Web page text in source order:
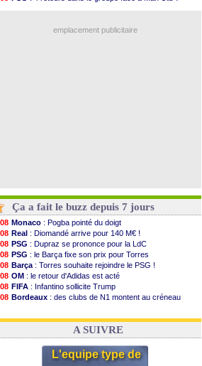
L1: prison avec sursis requis contre un arbitre
: Filipe Luis soutient Biereth
emplacement publicitaire
Ça a fait le buzz depuis 7 jours
Monaco : Pogba pointé du doigt
Real : Diomandé arrive pour 140 M€ !
PSG : Dupraz se prononce pour la LdC
PSG : le Barça fixe son prix pour Torres
Barça : Torres souhaite rejoindre le PSG !
OM : le retour d'Adidas est acté
FIFA : Infantino sollicite Trump
Bordeaux : des clubs de N1 montent au créneau
Real: le démenti de Leipzig pour Diomandé
A SUIVRE
L'equipe type de